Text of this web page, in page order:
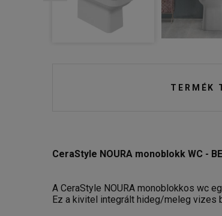
TERMÉK
CeraStyle NOURA monoblokk WC -
A CeraStyle NOURA monoblokkos wc
Ez a kivitel integrált hideg/meleg vizes